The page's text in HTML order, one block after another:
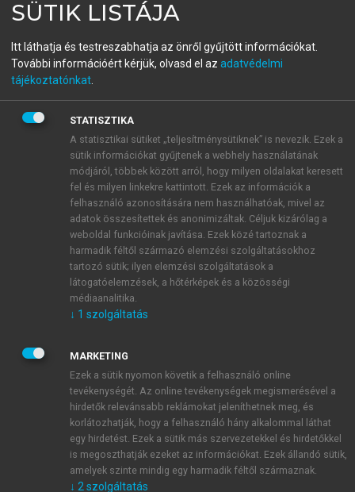
Világföldrajz
A szárazföldi jég
A címben megjelölt név alatt a hidroszférának azt a
részét értjük, amelynek vize tartósan – nemcsak az év
egy részében – szilárd halmazállapotban van, tehát
viszonylag hosszabb időre kiesik a víz
körforgásából. Nem tartozik bele a tenger felszínén
vagy a szárazföldön (a hegységeket is beleértve)
évszakos ritmusban keletkező és eltűnő jég. Már
láttuk, hogy ez a jégtömeg a földi vízburok
egészének sem elhanyagolható része, mintegy 2%-a,
de ennél sokkal nagyobb a jelentősége, ha az
édesvizek mennyiségéhez viszonyítjuk, hiszen a
felszíni édesvizeknek jelenleg több mint 99,5%-a
szilárd állapotban van. Az eljegesedett területek
felszíni kiterjedése mintegy 14,6 millió km 2. Ennek
96%-a két nagy összefüggő takarót (Antarktisz: 12,3
a selfjég nélkül; és Grönland: 1,8 millió km2)
formál. Közülük az Antarktisz területi arányánál is
nagyobb mennyiséget (89%) tárol, mert jégtakarója
lényegesen vastagabb a grönlandinál (2,2, ill. 1,6 km
SÜTIK LISTÁJA
Itt láthatja és testreszabhatja az önről gyűjtött információkat.
További információért kérjük, olvasd el az adatvédelmi
tájékoztatónkat
STATISZTIKA
A statisztikai sütiket „teljesítménysütiknek” is nevezik. Ezek a
sütik információkat gyűjtenek a webhely használatának
módjáról, többek között arról, hogy milyen oldalakat keresett
fel és milyen linkekre kattintott. Ezek az információk a
felhasználó azonosítására nem használhatóak, mivel az
adatok összesítettek és anonimizáltak. Céljuk kizárólag a
weboldal funkcióinak javítása. Ezek közé tartoznak a
harmadik féltől származó elemzési szolgáltatásokhoz
tartozó sütik; ilyen elemzési szolgáltatások a
látogatóelemzések, a hőtérképek és a közösségi
médiaanalitika.
↓ 1 szolgáltatás
MARKETING
Ezek a sütik nyomon követik a felhasználó online
tevékenységét. Az online tevékenységek megismerésével a
hirdetők relevánsabb reklámokat jeleníthetnek meg, és
korlátozhatják, hogy a felhasználó hány alkalommal láthat
egy hirdetést. Ezek a sütik más szervezetekkel és hirdetőkkel
is megoszthatják ezeket az információkat. Ezek állandó sütik,
amelyek szinte mindig egy harmadik féltől származnak.
↓ 2 szolgáltatás